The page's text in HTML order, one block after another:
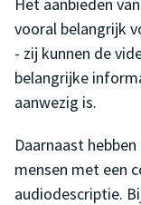
vooral belangrijk
- zij kunnen de
belangrijke
aanwezig is.
Daarnaast
mensen met een
audiodescriptie.